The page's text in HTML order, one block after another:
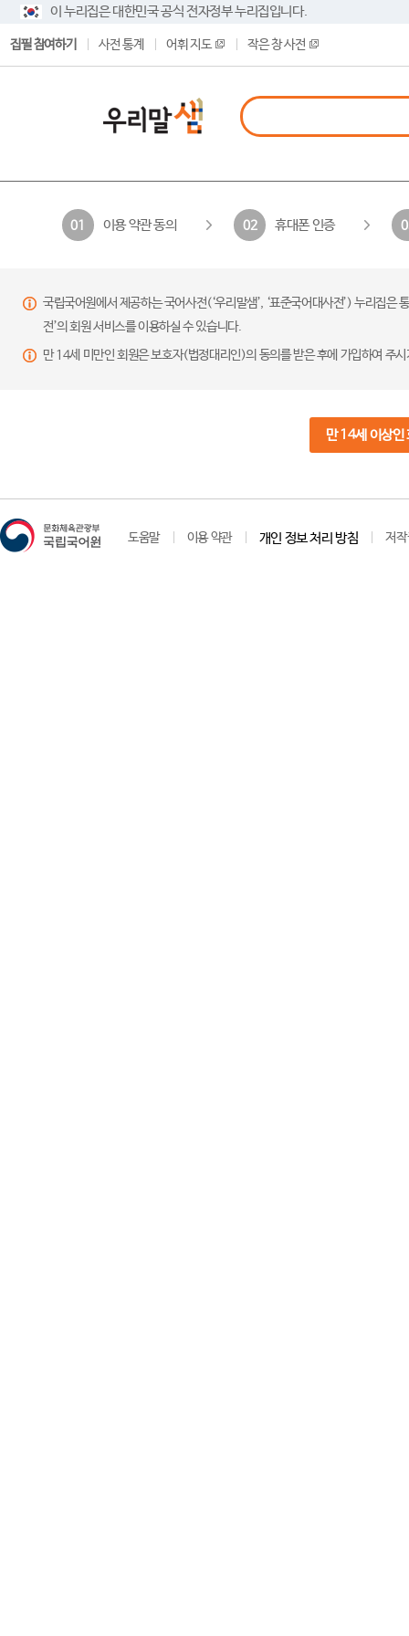
이 누리집은 대한민국 공식 전자정부 누리집입니다.
집필 참여하기 사전 통계 어휘 지도 작은 창 사전
01 이용 약관 동의 02 휴대폰 인증
국립국어원에서 제공하는 국어사전(‘우리말샘’, ‘표준국어대사전’) 누리집
전’의 회원 서비스를 이용하실 수 있습니다.
만 14세 미만인 회원은 보호자(법정대리인)의 동의를 받은 후에 가입하여 주
만 14세 이상인
도움말 이용 약관 개인 정보 처리 방침 저